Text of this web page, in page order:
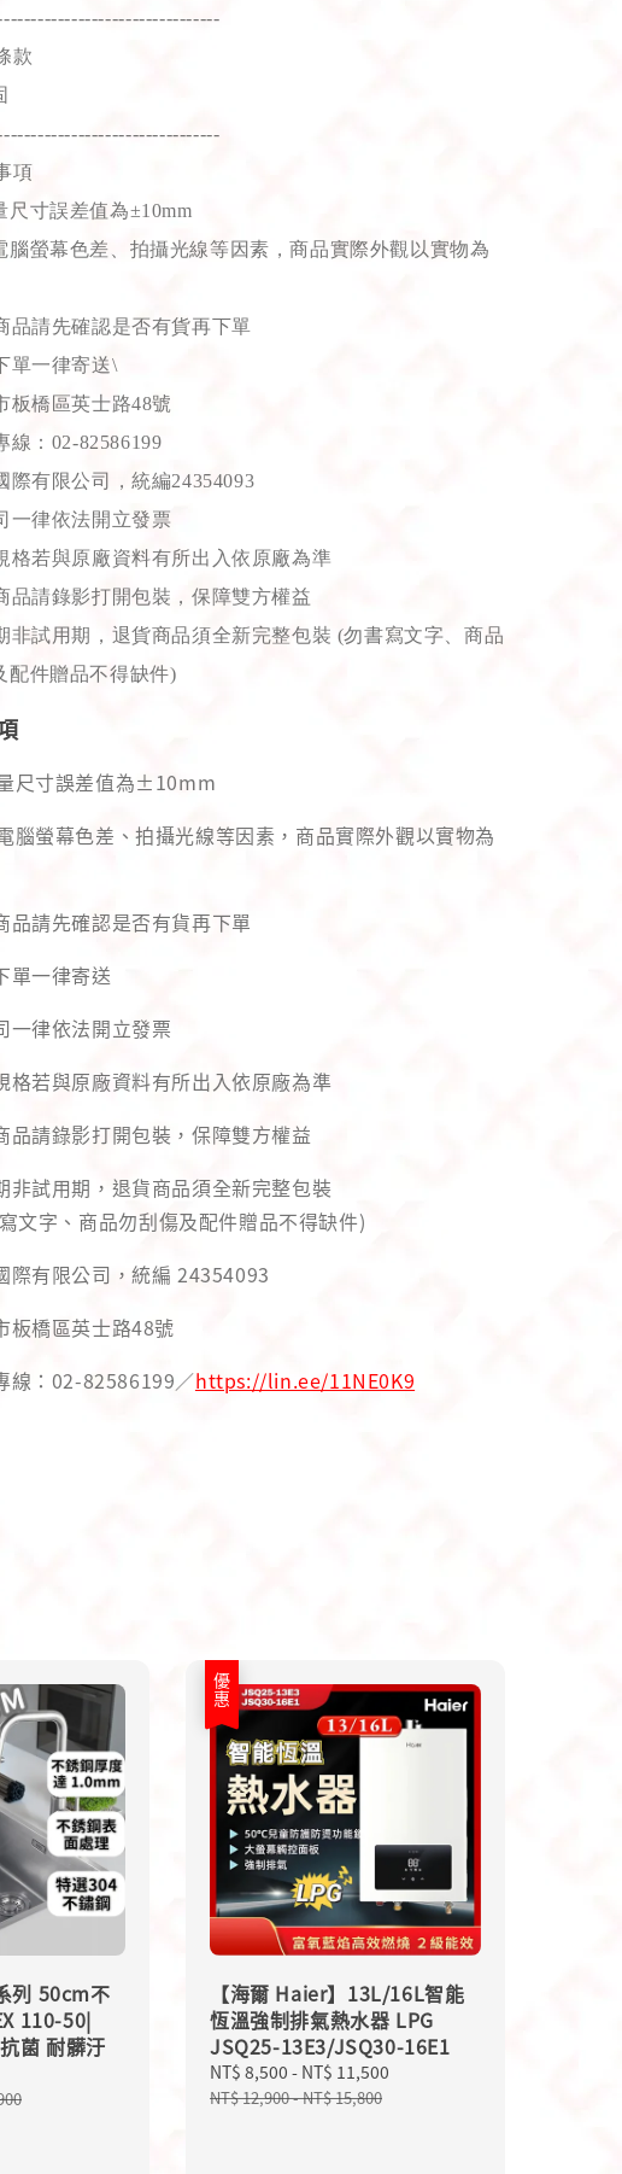
款
項
寸誤差值為±10mm
螢幕色差、拍攝光線等因素，商品實際外觀以實物為
品請先確認是否有貨再下單
單一律寄送\
板橋區英士路48號
線：02-82586199
際有限公司，統編24354093
一律依法開立發票
格若與原廠資料有所出入依原廠為準
品請錄影打開包裝，保障雙方權益
非試用期，退貨商品須全新完整包裝 (勿書寫文字、商品
配件贈品不得缺件)
尺寸誤差值為±10mm
腦螢幕色差、拍攝光線等因素，商品實際外觀以實物為
品請先確認是否有貨再下單
單一律寄送
一律依法開立發票
格若與原廠資料有所出入依原廠為準
品請錄影打開包裝，保障雙方權益
非試用期，退貨商品須全新完整包裝
文字、商品勿刮傷及配件贈品不得缺件)
際有限公司，統編 24354093
板橋區英士路48號
線：02-82586199／https://lin.ee/11NE0K9
列 50cm不
110-50|
菌 耐髒汙
優惠
【海爾 Haier】13L/16L智能
恆溫強制排氣熱水器 LPG
JSQ25-13E3/JSQ30-16E1
Sale
price
NT$ 8,500 - NT$ 11,500
NT$ 12,900-NT$ 15,800